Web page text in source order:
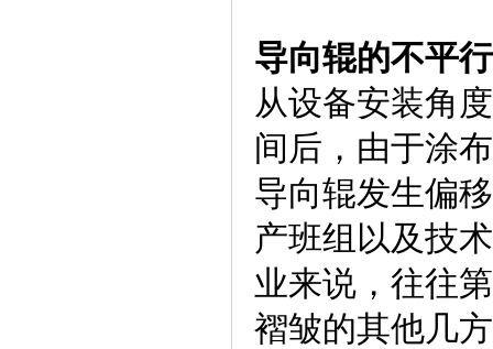
导向辊的不平行
从设备安装角
间后，由于涂
导向辊发生偏
产班组以及技
业来说，往往
褶皱的其他几